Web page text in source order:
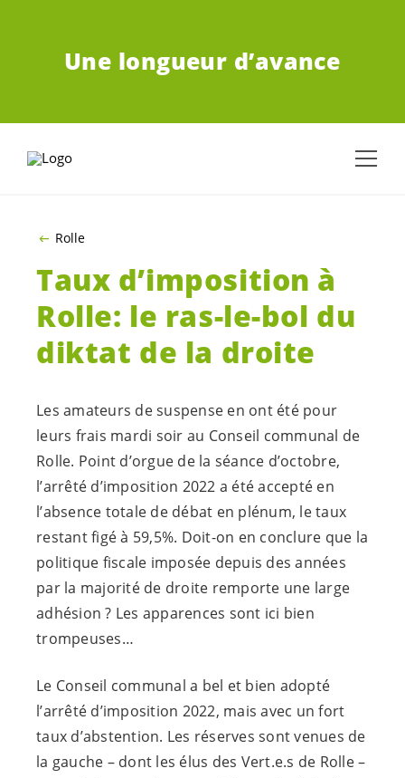
Une longueur d’avance
Rolle
Taux d’imposition à
Rolle: le ras-le-bol du
diktat de la droite
Les amateurs de suspense en ont été pour
leurs frais mardi soir au Conseil communal de
Rolle. Point d’orgue de la séance d’octobre,
l’arrêté d’imposition 2022 a été accepté en
l’absence totale de débat en plénum, le taux
restant figé à 59,5%. Doit-on en conclure que la
politique fiscale imposée depuis des années
par la majorité de droite remporte une large
adhésion ? Les apparences sont ici bien
trompeuses…
Le Conseil communal a bel et bien adopté
l’arrêté d’imposition 2022, mais avec un fort
taux d’abstention. Les réserves sont venues de
la gauche – dont les élus des Vert.e.s de Rolle –